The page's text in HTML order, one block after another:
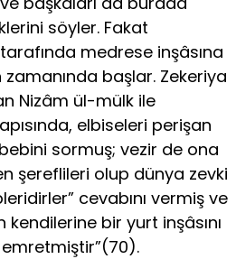
söyler. Fakat
medrese inşâsına
başlar. Zekeriya
Nizâm ül-mülk ile
elbiseleri perişan
sormuş; vezir de ona
şereflileri olup dünya zevki
cevabını vermiş ve
bir yurt inşâsını